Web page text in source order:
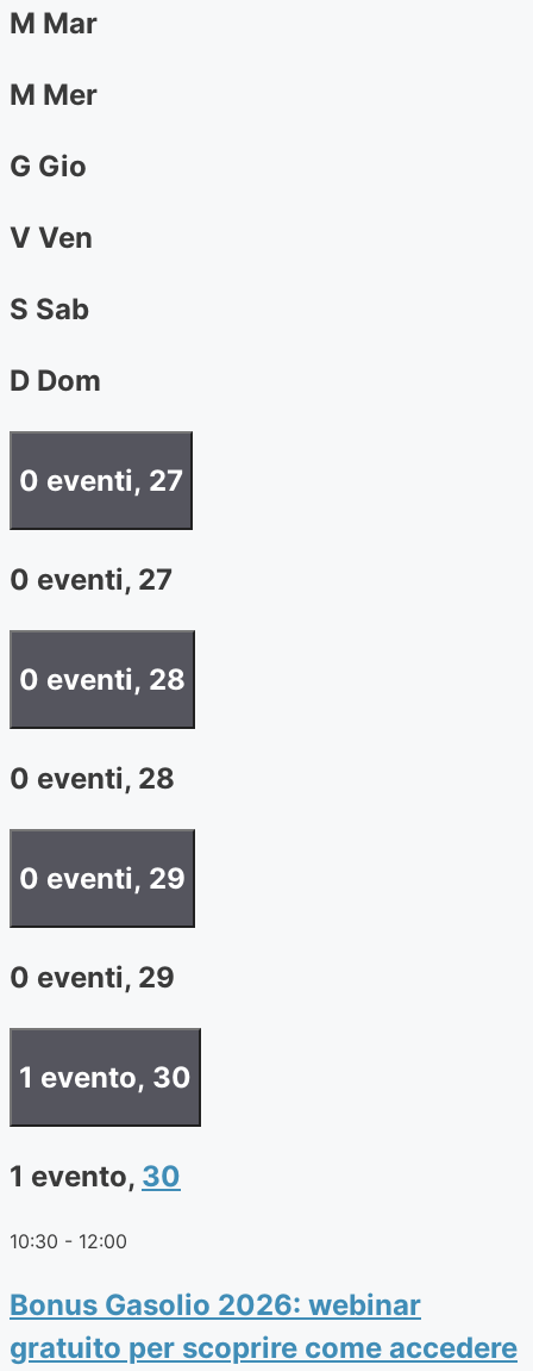
M Mar
M Mer
G Gio
V Ven
S Sab
D Dom
0 eventi, 27
0 eventi, 27
0 eventi, 28
0 eventi, 28
0 eventi, 29
0 eventi, 29
1 evento, 30
1 evento, 30
10:30 - 12:00
Bonus Gasolio 2026: webinar
gratuito per scoprire come accedere